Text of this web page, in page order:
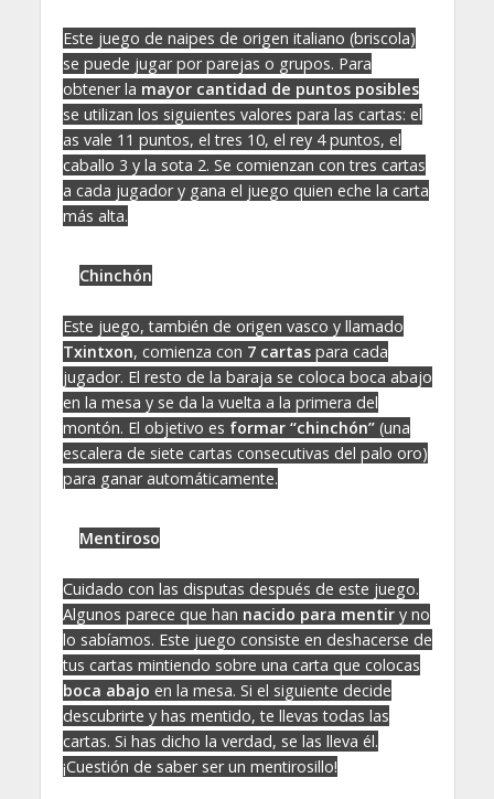
Este juego de naipes de origen italiano (briscola)
se puede jugar por parejas o grupos. Para
obtener la mayor cantidad de puntos posibles
se utilizan los siguientes valores para las cartas: el
as vale 11 puntos, el tres 10, el rey 4 puntos, el
caballo 3 y la sota 2. Se comienzan con tres cartas
a cada jugador y gana el juego quien eche la carta
más alta.
Chinchón
Este juego, también de origen vasco y llamado
Txintxon, comienza con 7 cartaspara cada
jugador. El resto de la baraja se coloca boca abajo
en la mesa y se da la vuelta a la primera del
montón. El objetivo es formar “chinchón”(una
escalera de siete cartas consecutivas del palo oro)
para ganar automáticamente.
Mentiroso
Cuidado con las disputas después de este juego.
Algunos parece que han nacido para mentiry no
lo sabíamos. Este juego consiste en deshacerse de
tus cartas mintiendo sobre una carta que colocas
boca abajo en la mesa. Si el siguiente decide
descubrirte y has mentido, te llevas todas las
cartas. Si has dicho la verdad, se las lleva él.
¡Cuestión de saber ser un mentirosillo!